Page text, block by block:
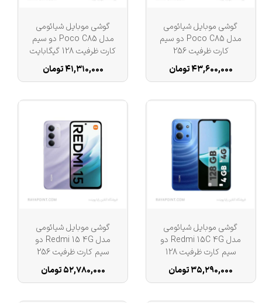
گوشی موبایل شیائومی
مدل Poco C85 دو سیم
کارت ظرفیت 256
گیگابایت و رم 8 گیگابایت
۴۳,۶۰۰,۰۰۰ تومان
گوشی موبایل شیائومی
مدل Poco C85 دو سیم
کارت ظرفیت 128 گیگابایت
و رم 6 گیگابایت
۴۱,۳۱۰,۰۰۰ تومان
گوشی موبایل شیائومی
مدل Redmi 15C 4G دو
سیم کارت ظرفیت 128
گیگابایت و رم 4 گیگابایت
۳۵,۲۹۰,۰۰۰ تومان
گوشی موبایل شیائومی
مدل Redmi 15 4G دو
سیم کارت ظرفیت 256
گیگابایت و رم 8 گیگابایت
۵۲,۷۸۰,۰۰۰ تومان